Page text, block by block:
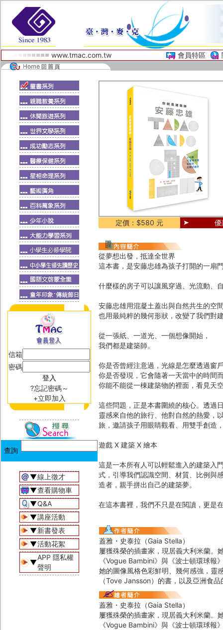
www.tmac.com.tw 會員特區
信箱
密碼
?忘記密碼～
+立即加入
▼線上徵才
▼查看購物車
▼Q&A
▼講座活動
▼新書發表
▼活動花絮
▼
APP 隱私權
聲明
定價：$580 元
從夢想出發，抵達全世界
這本書，是安藤忠雄為孩子打開的一扇
什麼樣的房子可以讓風穿過、光流動、
安藤忠雄用混凝土蓋出與自然共生的空
也用最純粹的幾何形狀，改變了我們對
從一張紙、一道光、一個想像開始，
我們都是建築師。
你是否曾經注意過，光線是怎麼透過窗
你是否發現，它會隨著一天當中的時間
你能不能從一棟建築物的裡面，看見天
這些問題，正是本書圍繞的核心。透過
靈感來自他的旅行、他對自然的熱愛，
旅，邀請孩子用眼睛觀看、用雙手創造
遊戲 X 建築 X 繪本
這是一本所有人可以輕鬆進入的建築入
式，引導我們認識空間、材質、比例與
造者，親手拼出自己的建築夢。
在這本書裡，我們不只是在閱讀，更是
蓋雅・史泰拉（Gaia Stella）
屢獲殊榮的插畫家，現居義大利米蘭。
《Vogue Bambini》與《波士頓環球報
她的圖像風格色彩鮮明、幾何感強，靈
（Tove Jansson）的書，以及亞洲食
蓋雅・史泰拉（Gaia Stella）
屢獲殊榮的插畫家，現居義大利米蘭。
《Vogue Bambini》與《波士頓環球報